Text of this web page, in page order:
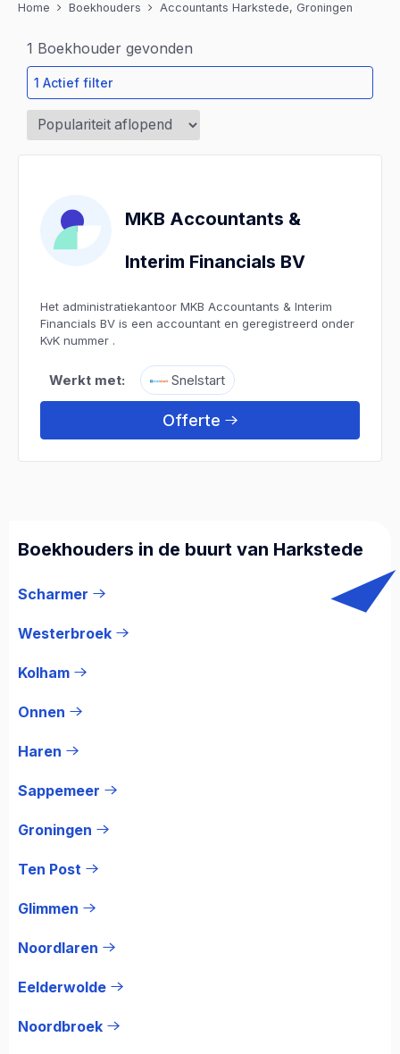
Home Boekhouders Accountants Harkstede, Groningen
1 Boekhouder gevonden
1 Actief filter
MKB Accountants &
Interim Financials BV
Het administratiekantoor MKB Accountants & Interim
Financials BV is een accountant en geregistreerd onder
KvK nummer .
Werkt met: Snelstart
Offerte
Boekhouders in de buurt van Harkstede
Scharmer
Westerbroek
Kolham
Onnen
Haren
Sappemeer
Groningen
Ten Post
Glimmen
Noordlaren
Eelderwolde
Noordbroek